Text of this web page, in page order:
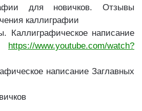
для новичков. Отзывы
каллиграфии
Каллиграфическое написание
https://www.youtube.com/watch?
написание Заглавных